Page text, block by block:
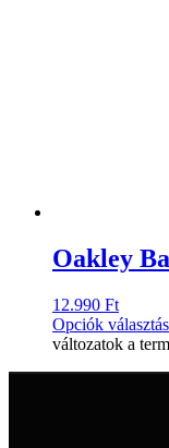
Oakley
12.990 Ft
Opciók
változatok a